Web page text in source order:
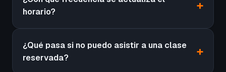
horario?
¿Qué pasa si no puedo asistir a una clase
reservada?